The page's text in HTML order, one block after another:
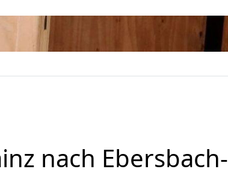
nach Ebersbach-